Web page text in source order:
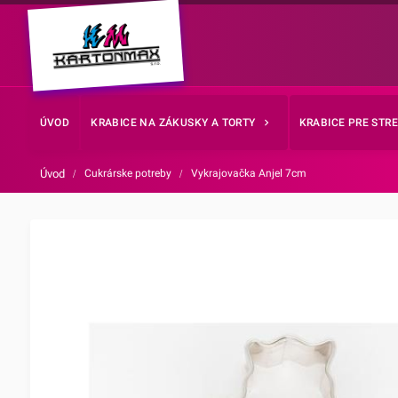
ÚVOD KRABICE NA ZÁKUSKY A TORTY KRABICE PRE
Úvod / Cukrárske potreby / Vykrajovačka Anjel 7cm